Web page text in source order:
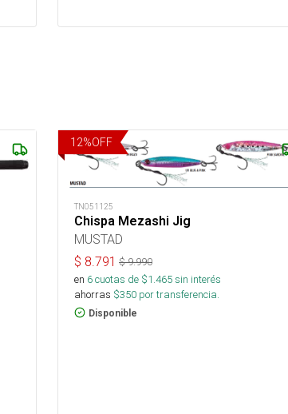
12%OFF
TN051125
Chispa Mezashi Jig
MUSTAD
$ 8.791 $9.990
en 6cuotas de $1.465sin interés
ahorras $350 por transferencia.
Disponible